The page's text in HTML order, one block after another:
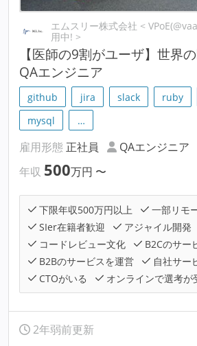
エムスリー株式会社 <
用中! >
【医師の9割がユーザ】世界
QAエンジニア
github jira slack ruby
mysql
…
雇用形態 正社員 QAエンジニア
年収 500万円 〜
下限年収500万円以上
一部リモ
SIer在籍者歓迎
アジャイル開発
コードレビュー文化
B2Cのサー
B2Bのサービスを運営
自社サー
CTOがいる
オンラインで選考が
2年弱前更新